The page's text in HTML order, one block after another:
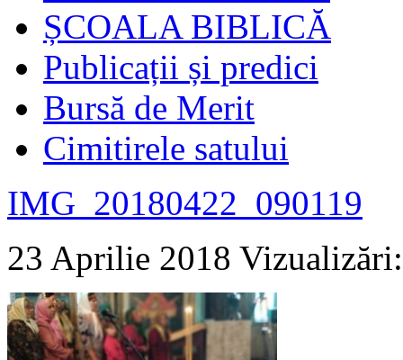
ȘCOALA BIBLICĂ
Publicații și predici
Bursă de Merit
Cimitirele satului
IMG_20180422_090119
23 Aprilie 2018